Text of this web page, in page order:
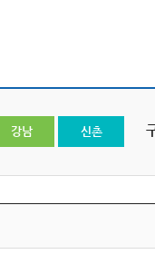
강남 신촌